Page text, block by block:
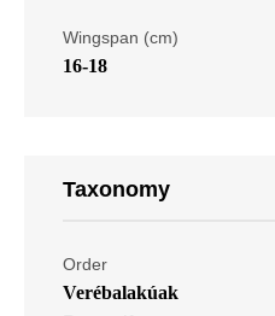
Wingspan (cm)
16-18
Taxonomy
Order
Verébalakúak